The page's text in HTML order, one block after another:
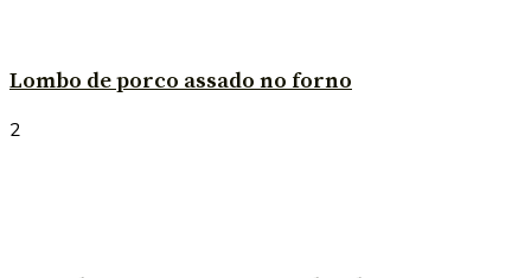
Lombo de porco assado no forno
2